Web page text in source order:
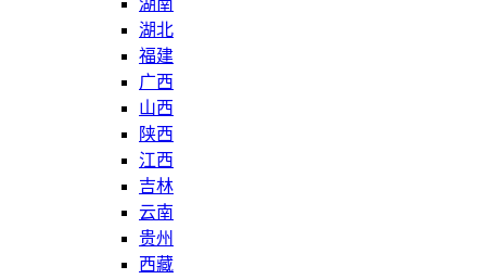
湖北
福建
广西
山西
陕西
江西
吉林
云南
贵州
西藏